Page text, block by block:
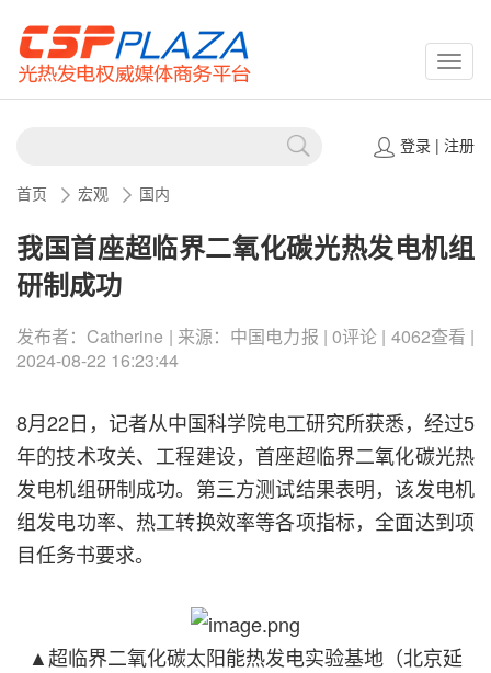
登录| 注册
首页 宏观 国内
我国首座超临界二氧化碳光热发电机组
研制成功
发布者：Catherine | 来源：中国电力报 | 0评论 | 4062查看 |
2024-08-22 16:23:44
8月22日，记者从中国科学院电工研究所获悉，经过5
年的技术攻关、工程建设，首座超临界二氧化碳光热
发电机组研制成功。第三方测试结果表明，该发电机
组发电功率、热工转换效率等各项指标，全面达到项
目任务书要求。
▲超临界二氧化碳太阳能热发电实验基地（北京延